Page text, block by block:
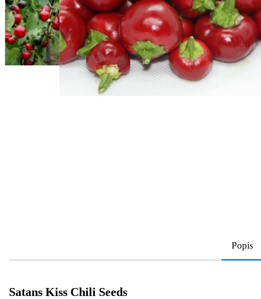
Popis
Satans Kiss Chili Seeds